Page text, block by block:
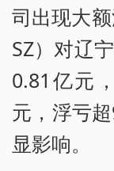
司出现大
SZ）对辽
0.81亿元
元，浮亏
显影响。